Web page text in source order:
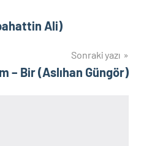
Ali)
Sonraki yazı
– Bir (Aslıhan Güngör)